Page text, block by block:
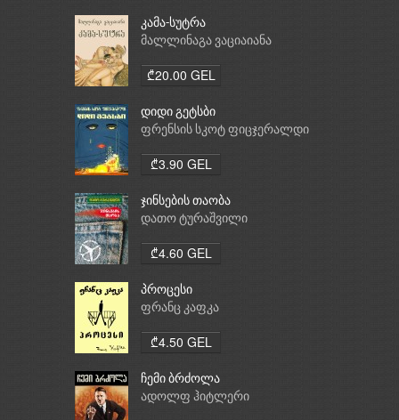
კამა-სუტრა
მალლინაგა ვაციაიანა
₾20.00 GEL
დიდი გეტსბი
ფრენსის სკოტ ფიცჯერალდი
₾3.90 GEL
ჯინსების თაობა
დათო ტურაშვილი
₾4.60 GEL
პროცესი
ფრანც კაფკა
₾4.50 GEL
ჩემი ბრძოლა
ადოლფ ჰიტლერი